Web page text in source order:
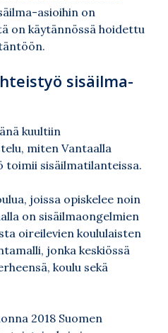
asioihin on
on käytännössä hoidettu
sisäilma-
kuultiin
miten Vantaalla
toimii sisäilmatilanteissa.
joissa opiskelee noin
on sisäilmaongelmien
oireilevien koululaisten
jonka keskiössä
koulu sekä
2018 Suomen